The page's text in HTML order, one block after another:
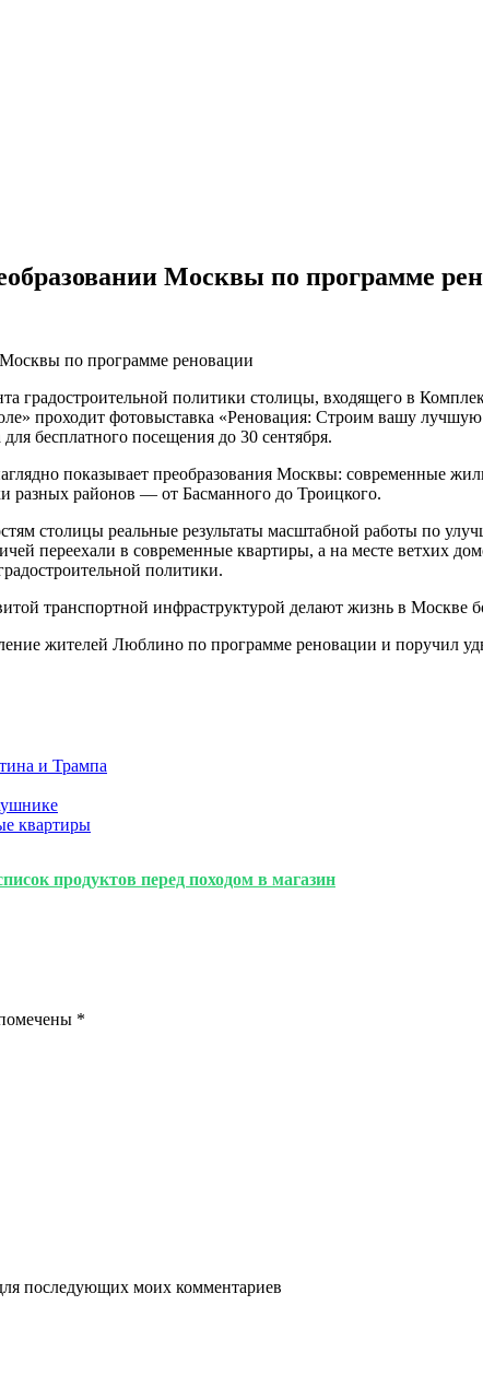
Москвы по программе
градостроительной политики столицы, входящего в
проходит фотовыставка «Реновация: Строим вашу
бесплатного посещения до 30 сентября.
показывает преобразования Москвы: современные
разных районов — от Басманного до Троицкого.
столицы реальные результаты масштабной работы по
переехали в современные квартиры, а на месте ветхих
политики.
транспортной инфраструктурой делают жизнь в Москве
жителей Люблино по программе реновации и поручил
и Трампа
квартиры
продуктов перед походом в магазин
*
последующих моих комментариев